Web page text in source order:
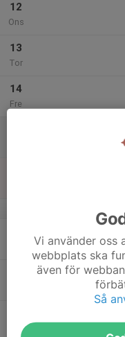
12
Ons
13
Tor
14
Fre
Idrottshallen
Ons
Vi använder oss
webbplats ska
även för
Så